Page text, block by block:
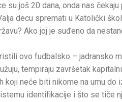
su još 20 dana, onda nas čekaju
decu spremati u Katolički
Ako joj je suđeno da
ovo fudbalsko – jadransko
tempiraju završetak
koji neće biti nikome na umu do
identifikacije i što se tiče